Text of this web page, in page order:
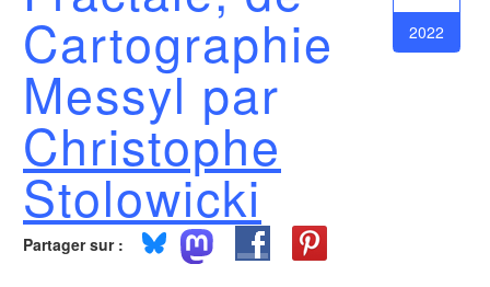
2022
Cartographie
Messyl par
Christophe
Stolowicki
Partager sur :